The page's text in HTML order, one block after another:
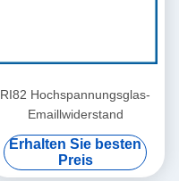
RI82 Hochspannungsglas-
Emaillwiderstand
Erhalten Sie besten
Preis